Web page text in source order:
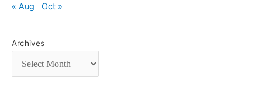
« Aug
Oct »
Archives